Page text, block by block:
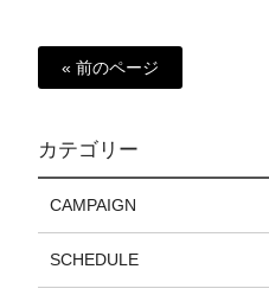
« 前のページ
カテゴリー
CAMPAIGN
SCHEDULE